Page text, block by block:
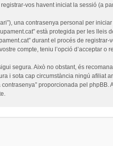
vos havent iniciat la sessió (a
una contrasenya personal per
està protegida per les
durant el procés de
compte, teniu l’opció d’acceptar
segura. Això no obstant, és
i sota cap circumstància ningú afiliat
proporcionada pel